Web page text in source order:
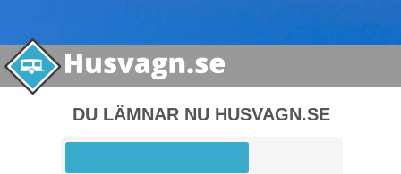
DU LÄMNAR NU HUSVAGN.SE